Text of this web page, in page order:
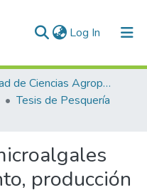
Log In (current)
Facultad de Ciencias Agropecuarias
Tesis de Pesquería
producción